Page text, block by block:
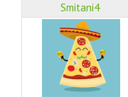
Smitani4